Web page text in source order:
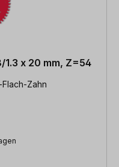
1.3 x 20 mm, Z=54
Zahn